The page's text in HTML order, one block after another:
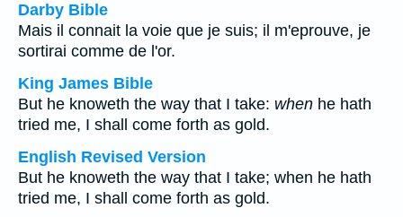
Darby Bible
Mais il connait la voie que je suis; il m'eprouve, je
sortirai comme de l'or.
King James Bible
But he knoweth the way that I take: when he hath
tried me, I shall come forth as gold.
English Revised Version
But he knoweth the way that I take; when he hath
tried me, I shall come forth as gold.